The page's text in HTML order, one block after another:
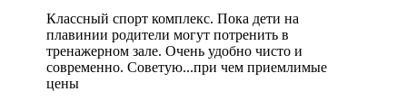
Классный спорт комплекс. Пока дети на
плавинии родители могут потренить в
тренажерном зале. Очень удобно чисто и
современно. Советую...при чем приемлимые
цены